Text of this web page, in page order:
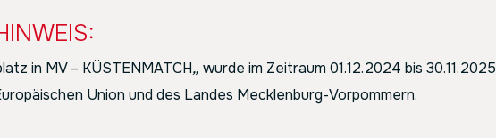
in MV – KÜSTENMATCH„ wurde im Zeitraum 01.12.2024 bis 30.11.2025
Union und des Landes Mecklenburg-Vorpommern.